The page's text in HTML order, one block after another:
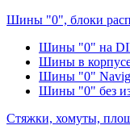
Шины "0", блоки
Шины "0" на
Шины в
Шины "0"
Шины "0" без
Стяжки, хомуты,